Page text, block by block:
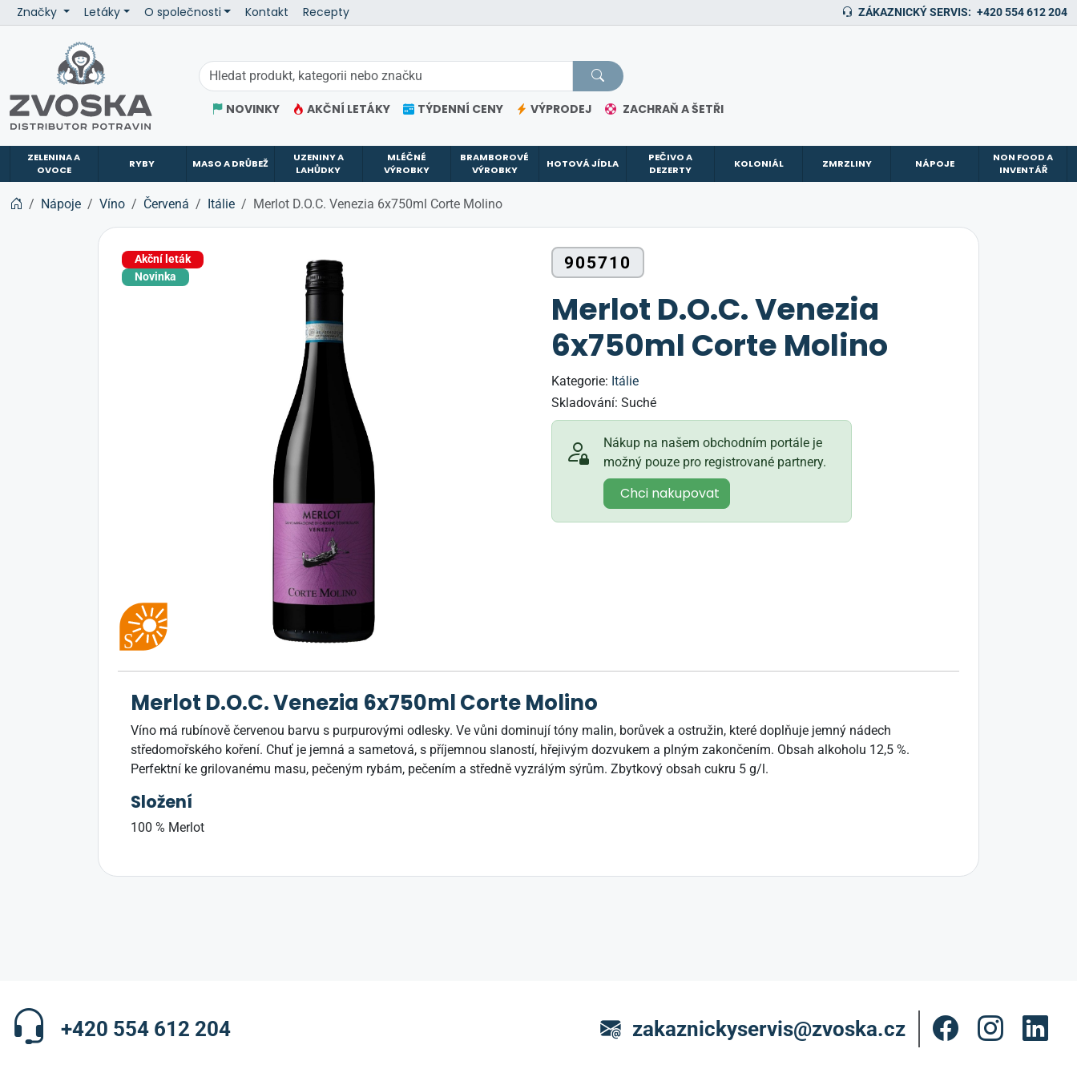
Značky Letáky O společnosti Kontakt Recepty ZÁKAZNICKÝ SERVIS: +420 554 612 204
NOVINKY AKČNÍ LETÁKY TÝDENNÍ CENY VÝPRODEJ ZACHRAŇ A ŠETŘI
ZELENINA A
OVOCE
RYBY MASO A DRŮBEŽ
UZENINY A
LAHŮDKY
MLÉČNÉ
VÝROBKY
BRAMBOROVÉ
VÝROBKY
HOTOVÁ JÍDLA
PEČIVO A
DEZERTY
KOLONIÁL ZMRZLINY NÁPOJE
NON FOOD A
INVENTÁŘ
Nápoje Víno Červená Itálie Merlot D.O.C. Venezia 6x750ml Corte Molino
905710
Merlot D.O.C. Venezia
6x750ml Corte Molino
Kategorie: Itálie
Skladování: Suché
Nákup na našem obchodním portále je
možný pouze pro registrované partnery.
Chci nakupovat
Akční leták
Novinka
Merlot D.O.C. Venezia 6x750ml Corte Molino
Víno má rubínově červenou barvu s purpurovými odlesky. Ve vůni dominují tóny malin, borůvek a ostružin, které doplňuje jemný nádech
středomořského koření. Chuť je jemná a sametová, s příjemnou slaností, hřejivým dozvukem a plným zakončením. Obsah alkoholu 12,5 %.
Perfektní ke grilovanému masu, pečeným rybám, pečením a středně vyzrálým sýrům. Zbytkový obsah cukru 5 g/l.
Složení
100 % Merlot
+420 554 612 204 zakaznickyservis@zvoska.cz